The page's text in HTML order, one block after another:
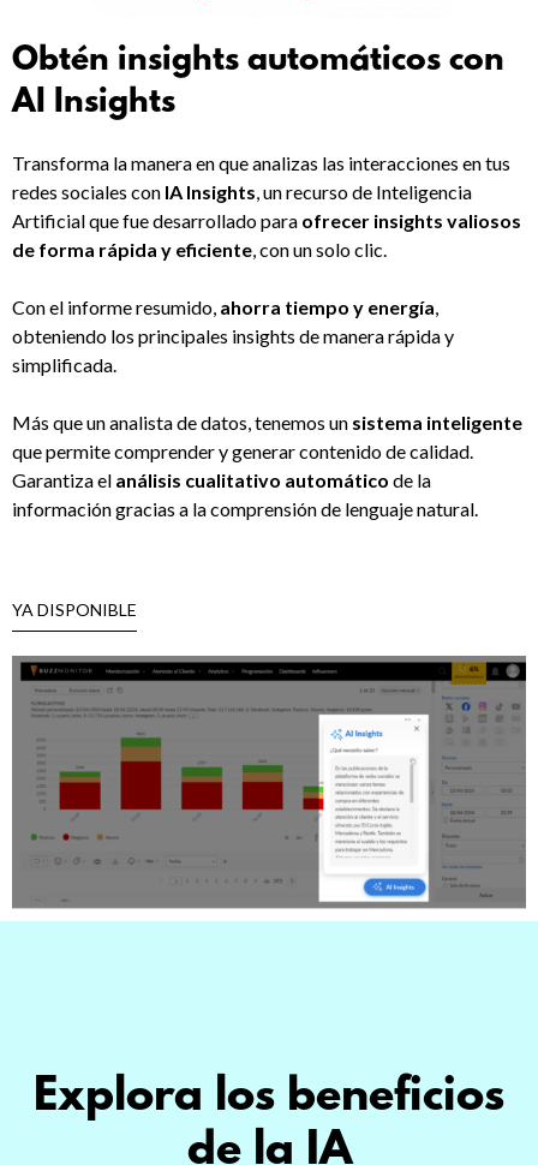
Obtén insights automáticos con
AI Insights
Transforma la manera en que analizas las interacciones en tus
redes sociales con IA Insights, un recurso de Inteligencia
Artificial que fue desarrollado para ofrecer insights valiosos
de forma rápida y eficiente, con un solo clic.
Con el informe resumido, ahorra tiempo y energía,
obteniendo los principales insights de manera rápida y
simplificada.
Más que un analista de datos, tenemos un sistema inteligente
que permite comprender y generar contenido de calidad.
Garantiza el análisis cualitativo automático de la
información gracias a la comprensión de lenguaje natural.
YA DISPONIBLE
Explora los beneficios
de la IA